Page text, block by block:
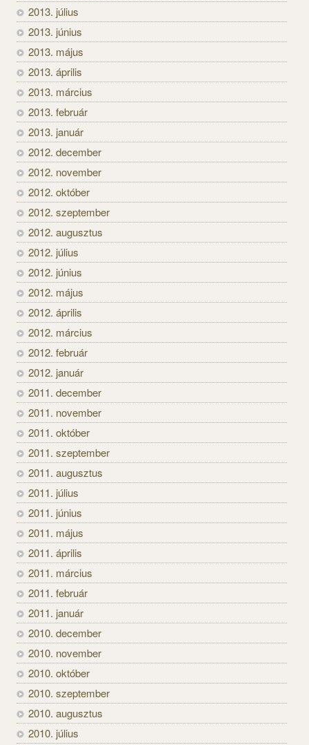
2013. július
2013. június
2013. május
2013. április
2013. március
2013. február
2013. január
2012. december
2012. november
2012. október
2012. szeptember
2012. augusztus
2012. július
2012. június
2012. május
2012. április
2012. március
2012. február
2012. január
2011. december
2011. november
2011. október
2011. szeptember
2011. augusztus
2011. július
2011. június
2011. május
2011. április
2011. március
2011. február
2011. január
2010. december
2010. november
2010. október
2010. szeptember
2010. augusztus
2010. július